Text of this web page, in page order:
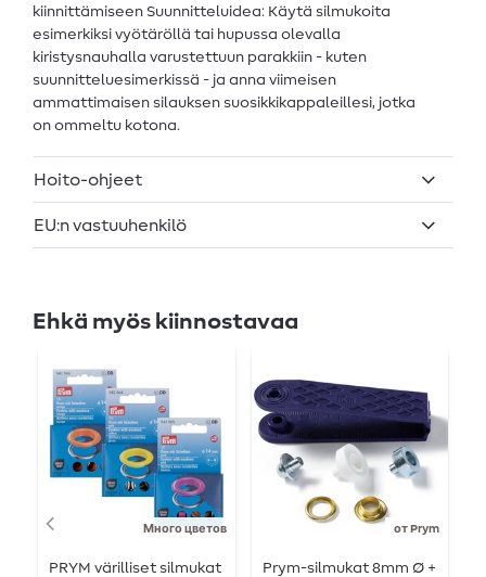
kiinnittämiseen Suunnitteluidea: Käytä silmukoita
esimerkiksi vyötäröllä tai hupussa olevalla
kiristysnauhalla varustettuun parakkiin - kuten
suunnitteluesimerkissä - ja anna viimeisen
ammattimaisen silauksen suosikkikappaleillesi, jotka
on ommeltu kotona.
Hoito-ohjeet
EU:n vastuuhenkilö
Ehkä myös kiinnostavaa
Много цветов
PRYM värilliset silmukat
от Prym
Prym-silmukat 8mm Ø +